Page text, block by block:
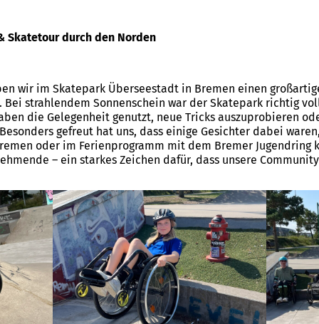
Skatetour durch den Norden
wir im Skatepark Überseestadt in Bremen einen
strahlendem Sonnenschein war der Skatepark richtig
die Gelegenheit genutzt, neue Tricks auszuprobieren
gefreut hat uns, dass einige Gesichter dabei
oder im Ferienprogramm mit dem Bremer Jugendring
– ein starkes Zeichen dafür, dass unsere